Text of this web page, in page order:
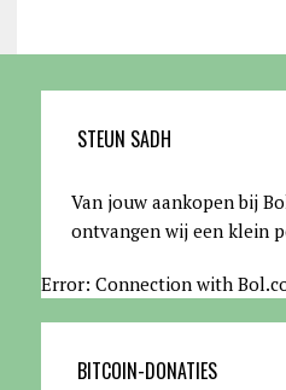
STEUN SADH
Van jouw aankopen bij
ontvangen wij een klein
Error: Connection with
BITCOIN-DONATIES